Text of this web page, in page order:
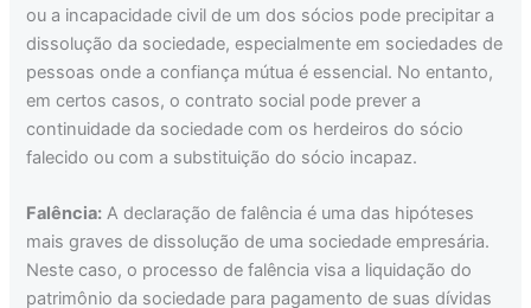
ou a incapacidade civil de um dos sócios pode precipitar a
dissolução da sociedade, especialmente em sociedades de
pessoas onde a confiança mútua é essencial. No entanto,
em certos casos, o contrato social pode prever a
continuidade da sociedade com os herdeiros do sócio
falecido ou com a substituição do sócio incapaz.
Falência: A declaração de falência é uma das hipóteses
mais graves de dissolução de uma sociedade empresária.
Neste caso, o processo de falência visa a liquidação do
patrimônio da sociedade para pagamento de suas dívidas